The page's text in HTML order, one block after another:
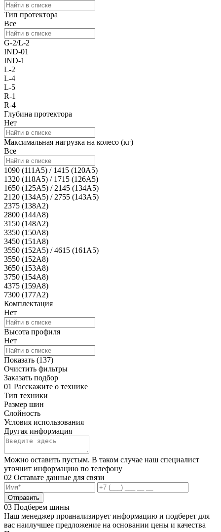
Тип протектора
Все
G-2/L-2
IND-01
IND-1
L-2
L-4
L-5
R-1
R-4
Глубина протектора
Нет
Максимальная нагрузка на колесо (кг)
Все
1090 (111A5) / 1415 (120A5)
1320 (118A5) / 1715 (126A5)
1650 (125A5) / 2145 (134A5)
2120 (134A5) / 2755 (143A5)
2375 (138A2)
2800 (144A8)
3150 (148A2)
3350 (150A8)
3450 (151A8)
3550 (152A5) / 4615 (161A5)
3550 (152A8)
3650 (153A8)
3750 (154A8)
4375 (159A8)
7300 (177A2)
Комплектация
Нет
Высота профиля
Нет
Показать (137)
Очистить фильтры
Заказать подбор
01 Расскажите о технике
Тип техники
Размер шин
Слойность
Условия использования
Другая информация
Можно оставить пустым. В таком случае наш специалист
уточнит информацию по телефону
02 Оставьте данные для связи
Отправить
03 Подберем шины
Наш менеджер проанализирует информацию и подберет для
вас наилучшее предложение на основании цены и качества